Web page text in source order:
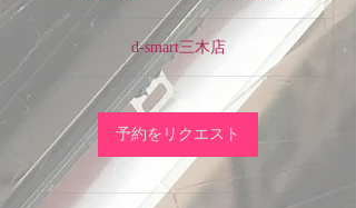
3
0
分
d-smart三木店
予約をリクエスト